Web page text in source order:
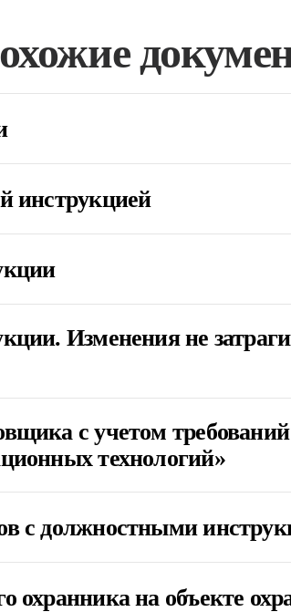
инструкцией
Изменения не
с учетом
технологий»
с должностными
охранника на объекте